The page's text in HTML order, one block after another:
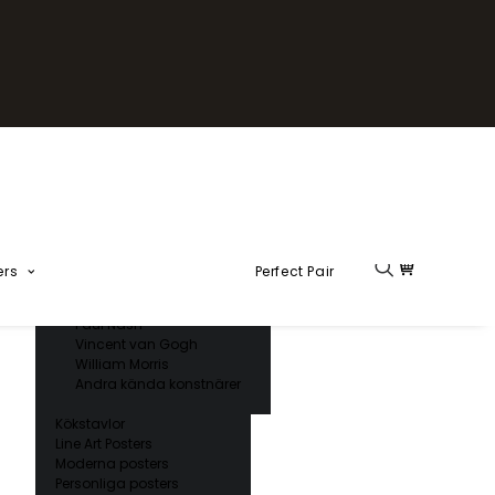
Claude Monet
Paul Nash
Vincent van Gogh
William Morris
Andra kända konstnärer
Kökstavlor
Line Art Posters
Moderna posters
Personliga posters
Perfect Pair